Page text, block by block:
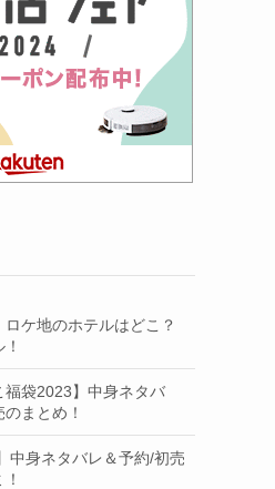
ロケ地のホテルはどこ？
福袋2023】中身ネタバ
まとめ！
中身ネタバレ＆予約/初売